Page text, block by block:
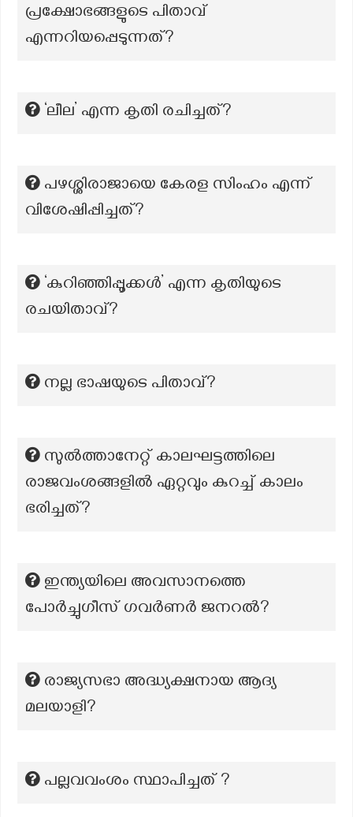
പ്രക്ഷോഭങ്ങളുടെ പിതാവ്
എന്നറിയപ്പെടുന്നത്?
‘ലീല’ എന്ന കൃതി രചിച്ചത്?
പഴശ്ശിരാജായെ കേരള സിംഹം എന്ന്
വിശേഷിപ്പിച്ചത്?
‘കുറിഞ്ഞിപ്പൂക്കൾ’ എന്ന കൃതിയുടെ
രചയിതാവ്?
നല്ല ഭാഷയുടെ പിതാവ്?
സുൽത്താനേറ്റ് കാലഘട്ടത്തിലെ
രാജവംശങ്ങളിൽ ഏറ്റവും കുറച്ച് കാലം
ഭരിച്ചത്?
ഇന്ത്യയിലെ അവസാനത്തെ
പോർച്ചുഗീസ് ഗവർണർ ജനറൽ?
രാജ്യസഭാ അദ്ധ്യക്ഷനായ ആദ്യ
മലയാളി?
പല്ലവവംശം സ്ഥാപിച്ചത് ?